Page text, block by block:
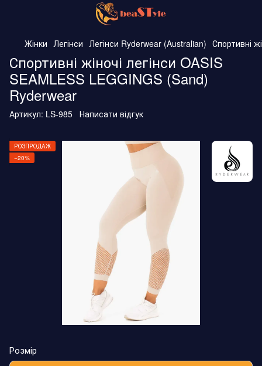
Жінки Легінси Легінси Ryderwear (Australian) Спортивні
Спортивні жіночі легінси OASIS
SEAMLESS LEGGINGS (Sand)
Ryderwear
Артикул: LS-985 Написати відгук
РОЗПРОДАЖ
−20%
Розмір